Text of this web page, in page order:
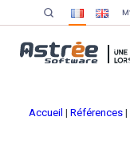
Accueil | Références|